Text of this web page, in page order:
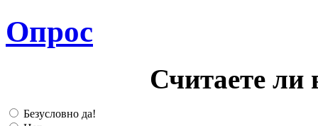
Опрос
Считаете ли
Безусловно да!